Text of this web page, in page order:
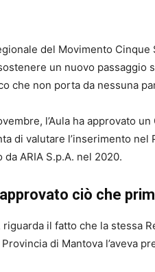
del Movimento
un nuovo passaggio
che non porta da nessuna
l’Aula ha approvato
di valutare l’inserimento
ARIA S.p.A. nel 2020.
ciò che
il fatto che la stessa
di Mantova l’aveva